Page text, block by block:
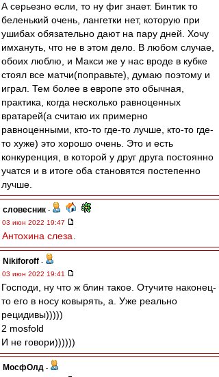
А серьезно если, то ну фиг знает. Бинтик то
беленький очень, лангетки нет, которую при
ушибах обязательно дают на пару дней. Хочу
имхануть, что не в этом дело. В любом случае,
обоих люблю, и Макси же у нас вроде в кубке
стоял все матчи(поправьте), думаю поэтому и
играл. Тем более в европе это обычная,
практика, когда несколько равноценных
вратарей(а считаю их примерно
равноценными, кто-то где-то лучше, кто-то где-
то хуже) это хорошо очень. Это и есть
конкуренция, в которой у друг друга постоянно
учатся и в итоге оба становятся постепенно
лучше.
словесник -
03 июн 2022 19:47
Антохина слеза
Nikiforoff -
03 июн 2022 19:41
Господи, ну что ж блин такое. Отучите наконец-
то его в носу ковырять, а. Уже реально
рецидивы)))))
2 mosfold
И не говори))))))
МосфОлд -